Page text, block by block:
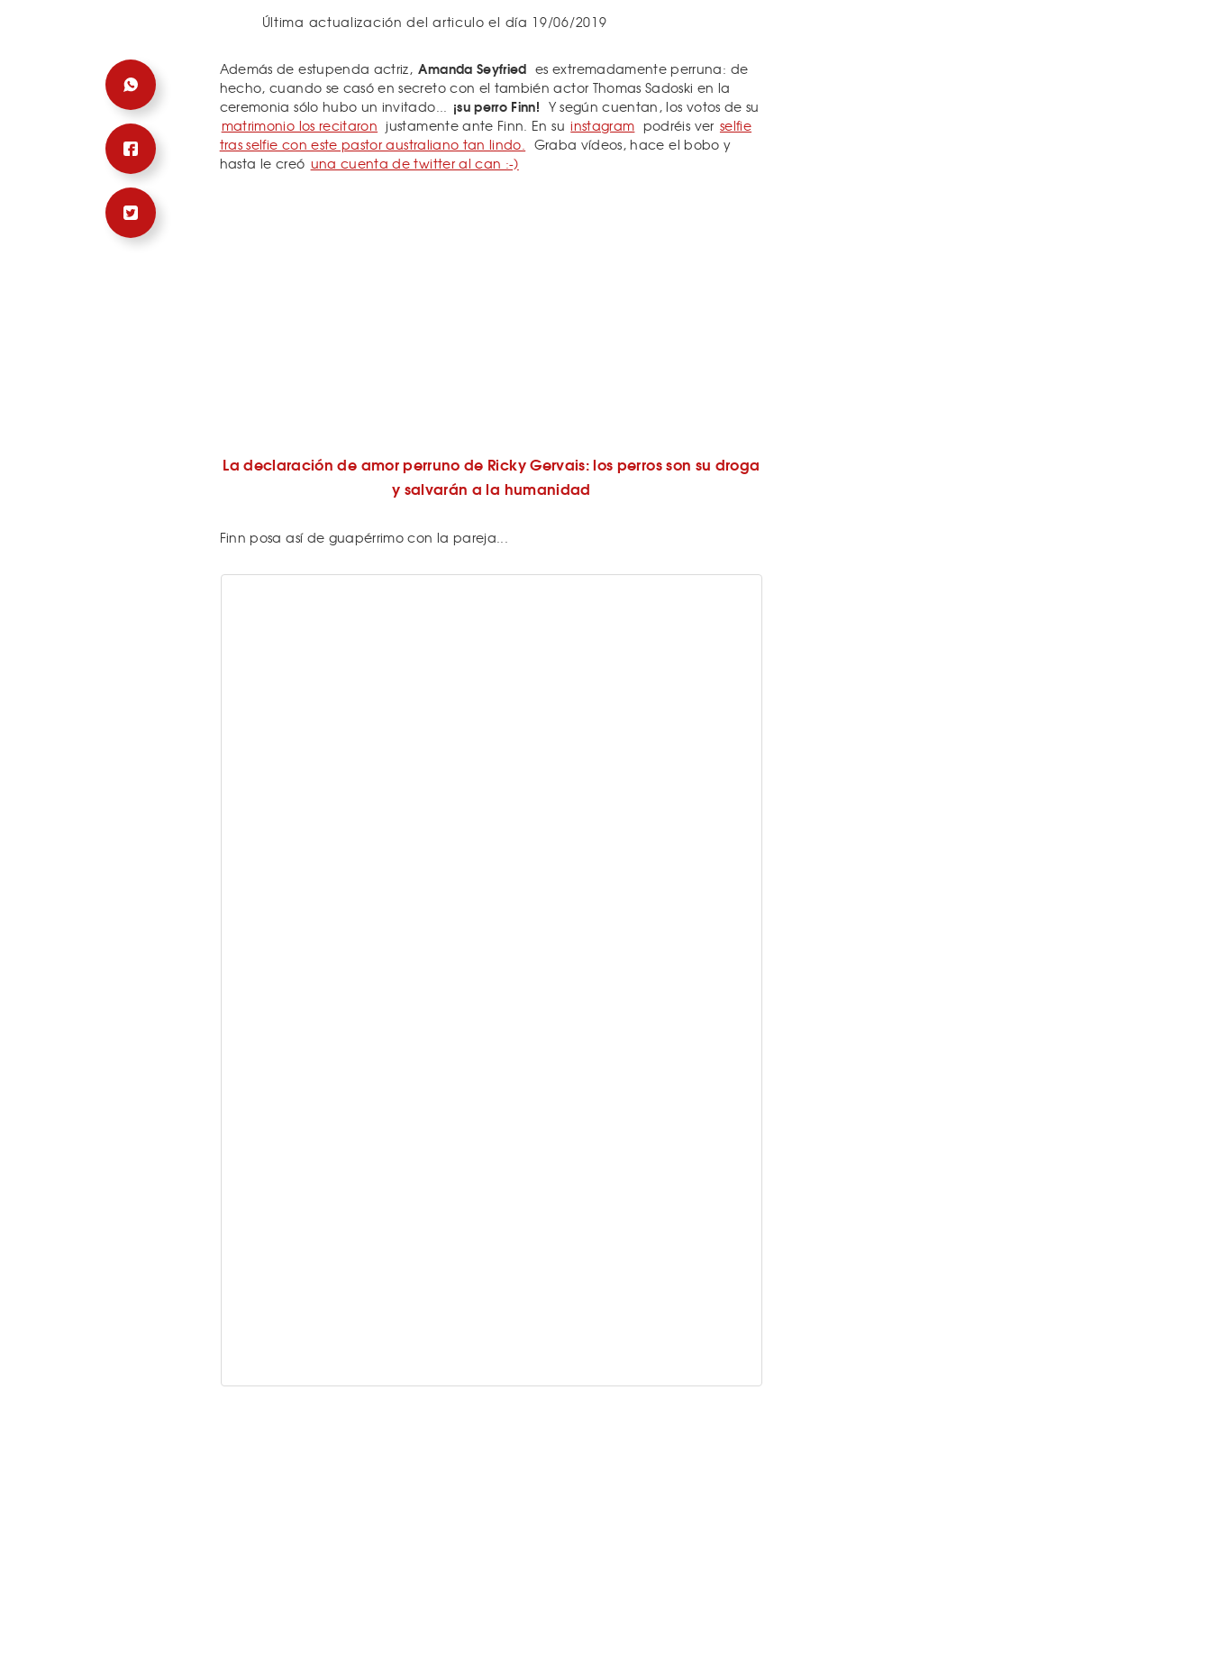
Última actualización del articulo el día 19/06/2019
Además de estupenda actriz, Amanda Seyfried es extremadamente perruna: de
hecho, cuando se casó en secreto con el también actor Thomas Sadoski en la
ceremonia sólo hubo un invitado... ¡su perro Finn! Y según cuentan, los votos de su
matrimonio los recitaron justamente ante Finn. En su instagram podréis ver selfie
tras selfie con este pastor australiano tan lindo. Graba vídeos, hace el bobo y
hasta le creó una cuenta de twitter al can :-)
La declaración de amor perruno de Ricky Gervais: los perros son su droga
y salvarán a la humanidad
Finn posa así de guapérrimo con la pareja...